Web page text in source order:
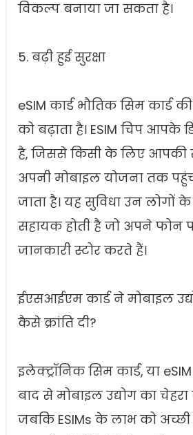
विकल्प बनाया जा सकता है।
5. बढ़ी हुई सुरक्षा
eSIM कार्ड भौतिक सिम कार्ड
को बढ़ाता है। ESIM चिप आपके
है, जिससे किसी के लिए आपकी
अपनी मोबाइल योजना तक
जाता है। यह सुविधा उन लोगों
सहायक होती है जो अपने फोन
जानकारी स्टोर करते हैं।
ईएसआईएम कार्ड ने मोबाइल
कैसे क्रांति दी?
इलेक्ट्रॉनिक सिम कार्ड, या
बाद से मोबाइल उद्योग का चेहरा
जबकि ESIMs के लाभ को